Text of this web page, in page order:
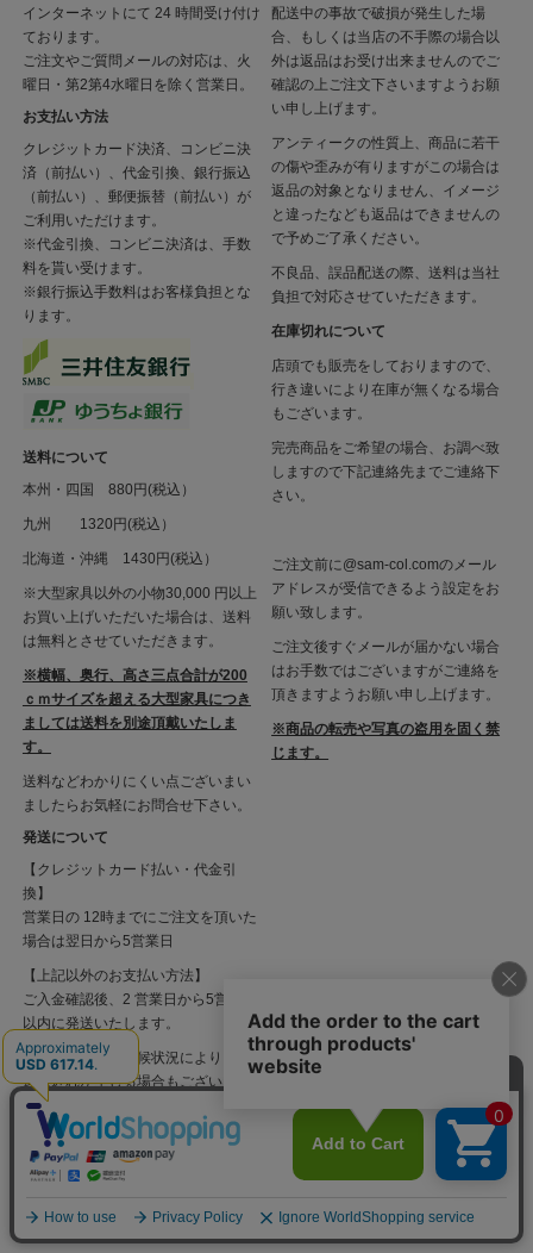
インターネットにて 24 時間受け付け
ております。
ご注文やご質問メールの対応は、火
曜日・第2第4水曜日を除く営業日。
お支払い方法
クレジットカード決済、コンビニ決
済（前払い）、代金引換、銀行振込
（前払い）、郵便振替（前払い）が
ご利用いただけます。
※代金引換、コンビニ決済は、手数
料を貰い受けます。
※銀行振込手数料はお客様負担とな
ります。
送料について
本州・四国 880円(税込）
九州 1320円(税込）
北海道・沖縄 1430円(税込）
※大型家具以外の小物30,000 円以上
お買い上げいただいた場合は、送料
は無料とさせていただきます。
※横幅、奥行、高さ三点合計が200
ｃｍサイズを超える大型家具につき
ましては送料を別途頂戴いたしま
す。
送料などわかりにくい点ございまい
ましたらお気軽にお問合せ下さい。
発送について
【クレジットカード払い・代金引
換】
営業日の 12時までにご注文を頂いた
場合は翌日から5営業日
【上記以外のお支払い方法】
ご入金確認後、2 営業日から5営業日
以内に発送いたします。
大雪や台風など天候状況により、運
送に遅れが生じる場合もございま
す。
配送中の事故で破損が発生した場
合、もしくは当店の不手際の場合以
外は返品はお受け出来ませんのでご
確認の上ご注文下さいますようお願
い申し上げます。
アンティークの性質上、商品に若干
の傷や歪みが有りますがこの場合は
返品の対象となりません、イメージ
と違ったなども返品はできませんの
で予めご了承ください。
不良品、誤品配送の際、送料は当社
負担で対応させていただきます。
在庫切れについて
店頭でも販売をしておりますので、
行き違いにより在庫が無くなる場合
もございます。
完売商品をご希望の場合、お調べ致
しますので下記連絡先までご連絡下
さい。
ご注文前に@sam-col.comのメール
アドレスが受信できるよう設定をお
願い致します。
ご注文後すぐメールが届かない場合
はお手数ではございますがご連絡を
頂きますようお願い申し上げます。
※商品の転売や写真の盗用を固く禁
じます。